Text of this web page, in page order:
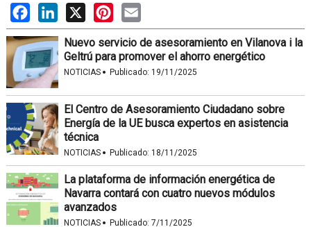
FacebookLinkedIn
X PinterestEmail
Nuevo servicio de asesoramiento en Vilanova i la
Geltrú para promover el ahorro energético
NOTICIAS · Publicado: 19/11/2025
El Centro de Asesoramiento Ciudadano sobre
Energía de la UE busca expertos en asistencia
técnica
NOTICIAS · Publicado: 18/11/2025
La plataforma de información energética de
Navarra contará con cuatro nuevos módulos
avanzados
NOTICIAS Publicado: 7/11/2025